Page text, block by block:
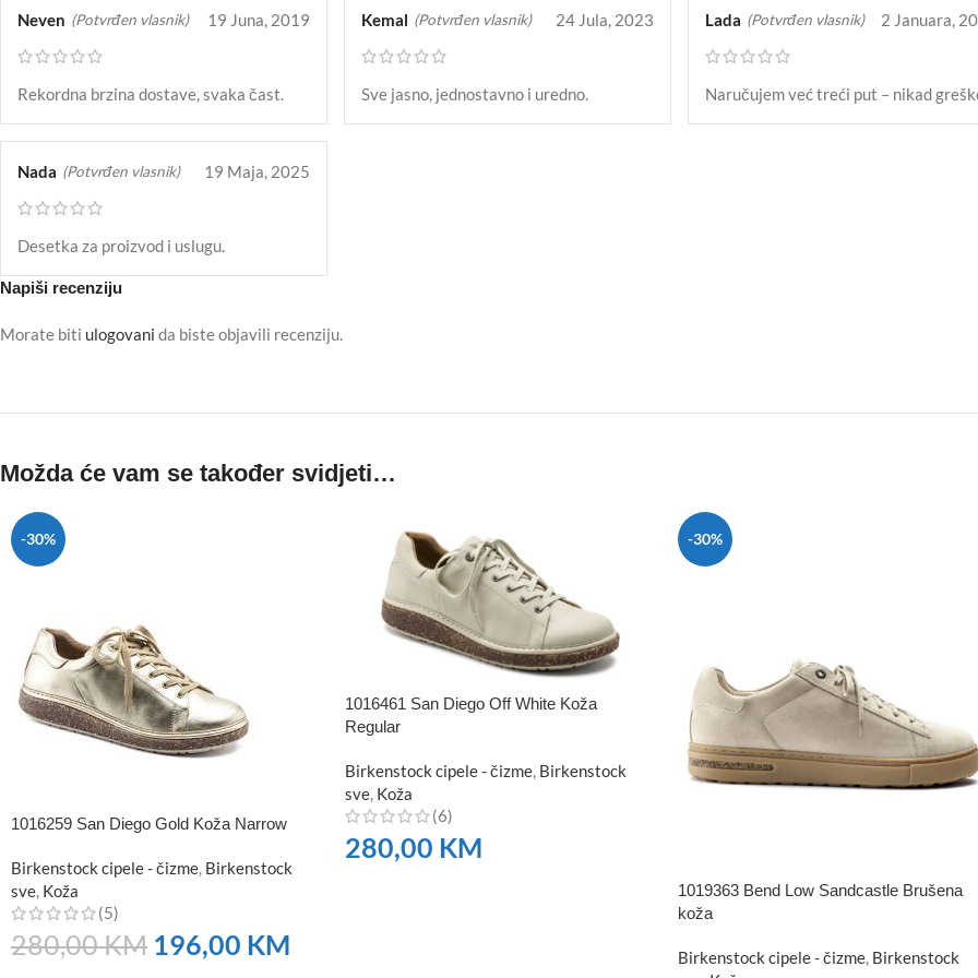
Neven (Potvrđen vlasnik) 19 Juna, 2019
Rekordna brzina dostave, svaka čast.
Kemal (Potvrđen vlasnik) 24 Jula, 2023
Sve jasno, jednostavno i uredno.
Lada (Potvrđen vlasnik) 2 Januara,
Naručujem već treći put – nikad
Nada (Potvrđen vlasnik) 19 Maja, 2025
Desetka za proizvod i uslugu.
Napiši recenziju
Morate biti ulogovani da biste objavili recenziju.
Možda će vam se također svidjeti…
-30%
1016259 San Diego Gold Koža Narrow
Birkenstock cipele - čizme, Birkenstock
sve, Koža
(5)
280,00KM 196,00 KM
1016461 San Diego Off White Koža
Regular
Birkenstock cipele - čizme, Birkenstock
sve, Koža
(6)
280,00 KM
-30%
1019363 Bend Low Sandcastle Brušena
koža
Birkenstock cipele - čizme, Birkenstock